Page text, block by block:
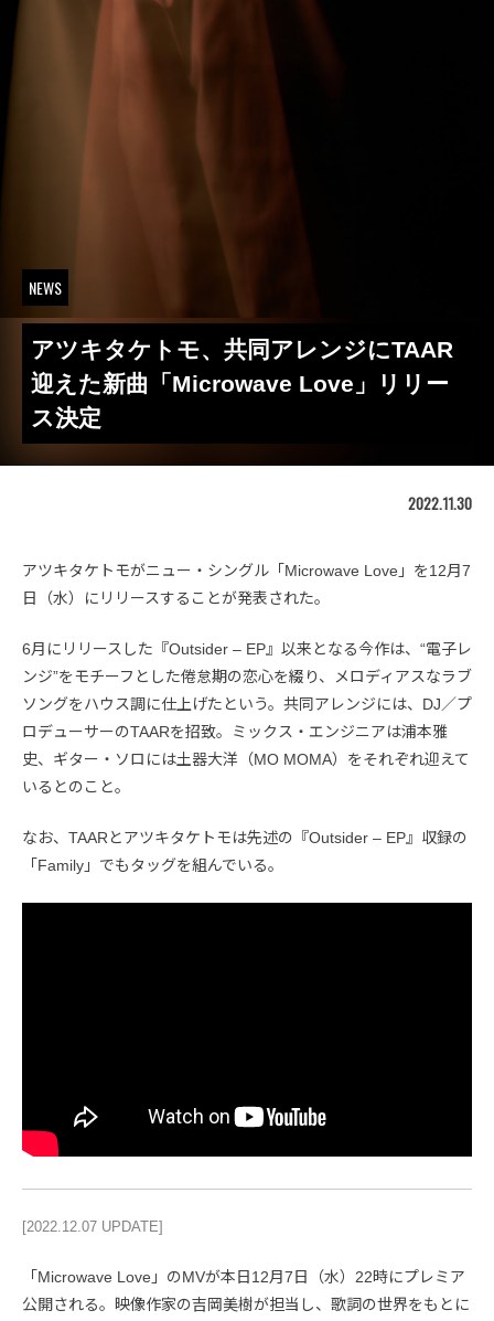
NEWS
アツキタケトモ、共同アレンジにTAAR
迎えた新曲「Microwave Love」リリー
ス決定
2022.11.30
アツキタケトモがニュー・シングル「Microwave Love」を12月7
日（水）にリリースすることが発表された。
6月にリリースした『Outsider – EP』以来となる今作は、“電子レ
ンジ”をモチーフとした倦怠期の恋心を綴り、メロディアスなラブ
ソングをハウス調に仕上げたという。共同アレンジには、DJ／プ
ロデューサーのTAARを招致。ミックス・エンジニアは浦本雅
史、ギター・ソロには土器大洋（MO MOMA）をそれぞれ迎えて
いるとのこと。
なお、TAARとアツキタケトモは先述の『Outsider – EP』収録の
「Family」でもタッグを組んでいる。
[2022.12.07 UPDATE]
「Microwave Love」のMVが本日12月7日（水）22時にプレミア
公開される。映像作家の吉岡美樹が担当し、歌詞の世界をもとに